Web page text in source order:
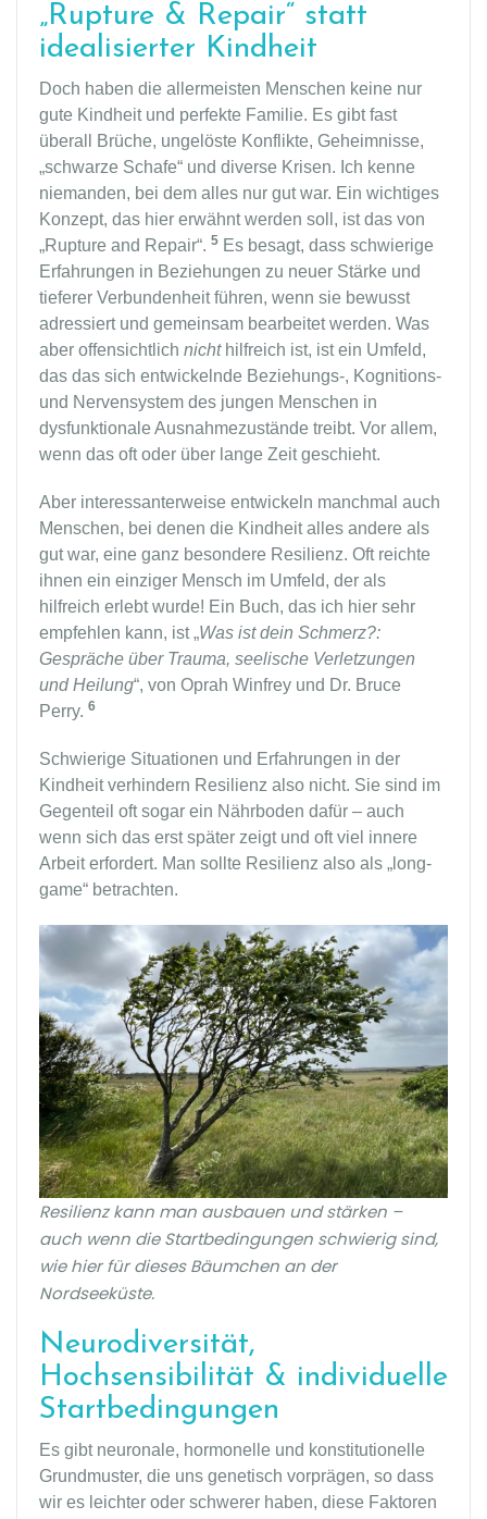
„Rupture & Repair“ statt
idealisierter Kindheit
Doch haben die allermeisten Menschen keine nur
gute Kindheit und perfekte Familie. Es gibt fast
überall Brüche, ungelöste Konflikte, Geheimnisse,
„schwarze Schafe“ und diverse Krisen. Ich kenne
niemanden, bei dem alles nur gut war. Ein wichtiges
Konzept, das hier erwähnt werden soll, ist das von
„Rupture and Repair“. 5 Es besagt, dass schwierige
Erfahrungen in Beziehungen zu neuer Stärke und
tieferer Verbundenheit führen, wenn sie bewusst
adressiert und gemeinsam bearbeitet werden. Was
aber offensichtlich nichthilfreich ist, ist ein Umfeld,
das das sich entwickelnde Beziehungs-, Kognitions-
und Nervensystem des jungen Menschen in
dysfunktionale Ausnahmezustände treibt. Vor allem,
wenn das oft oder über lange Zeit geschieht.
Aber interessanterweise entwickeln manchmal auch
Menschen, bei denen die Kindheit alles andere als
gut war, eine ganz besondere Resilienz. Oft reichte
ihnen ein einziger Mensch im Umfeld, der als
hilfreich erlebt wurde! Ein Buch, das ich hier sehr
empfehlen kann, ist „Was ist dein Schmerz?:
Gespräche über Trauma, seelische Verletzungen
und Heilung“, von Oprah Winfrey und Dr. Bruce
Perry. 6
Schwierige Situationen und Erfahrungen in der
Kindheit verhindern Resilienz also nicht. Sie sind im
Gegenteil oft sogar ein Nährboden dafür – auch
wenn sich das erst später zeigt und oft viel innere
Arbeit erfordert. Man sollte Resilienz also als „long-
game“ betrachten.
Resilienz kann man ausbauen und stärken –
auch wenn die Startbedingungen schwierig sind,
wie hier für dieses Bäumchen an der
Nordseeküste.
Neurodiversität,
Hochsensibilität & individuelle
Startbedingungen
Es gibt neuronale, hormonelle und konstitutionelle
Grundmuster, die uns genetisch vorprägen, so dass
wir es leichter oder schwerer haben, diese Faktoren